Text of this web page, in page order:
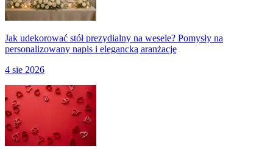
Jak udekorować stół prezydialny na wesele? Pomysły na
personalizowany napis i elegancką aranżację
4 sie 2026